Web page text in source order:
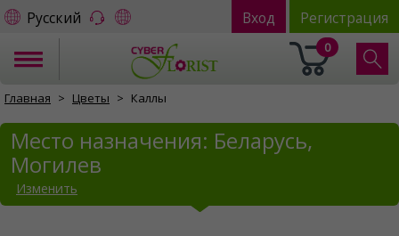
Русский Вход Регистрация
0
Главная Цветы Каллы
Место назначения: Беларусь,
Могилев
Изменить